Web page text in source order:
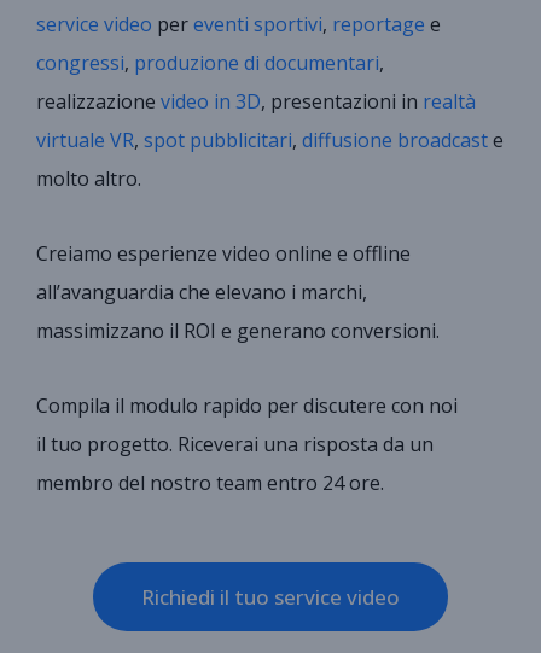
service video pereventi sportivi, reportage e
congressi, produzione di documentari,
realizzazione video in 3D, presentazioni in realtà
virtuale VR, spot pubblicitari, diffusione broadcaste
molto altro.
Creiamo esperienze video online e offline
all’avanguardia che elevano i marchi,
massimizzano il ROI e generano conversioni.
Compila il modulo rapido per discutere con noi
il tuo progetto. Riceverai una risposta da un
membro del nostro team entro 24 ore.
Richiedi il tuo service video